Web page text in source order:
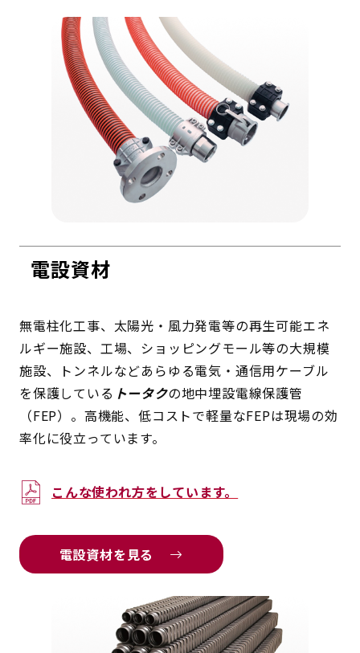
電設資材
無電柱化工事、太陽光・風力発電等の再生可能エネ
ルギー施設、工場、ショッピングモール等の大規模
施設、トンネルなどあらゆる電気・通信用ケーブル
を保護している トータクの地中埋設電線保護管
（FEP）。高機能、低コストで軽量なFEPは現場の効
率化に役立っています。
こんな使われ方をしています。
電設資材を見る